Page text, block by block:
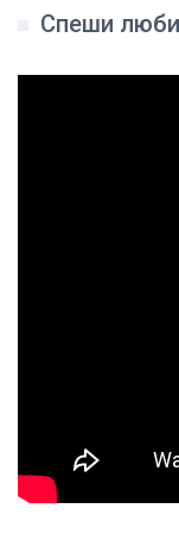
Спеши